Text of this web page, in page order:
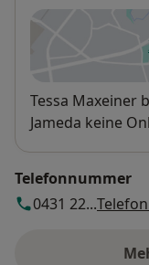
Verfügbarkeit
Tessa Maxeiner
Jameda keine
Telefonnummer
0431 22...